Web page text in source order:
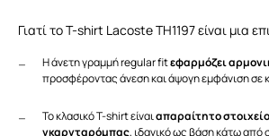
Γιατί το T-shirt Lacoste TH1197 είναι μια
Η άνετη γραμμή regular fitεφαρμόζει
προσφέροντας άνεση και άψογη εμφάνιση σε
Το κλασικό T-shirt είναιαπαραίτητο
γκαρνταρόμπας, ιδανικό ως βάση κάτω από